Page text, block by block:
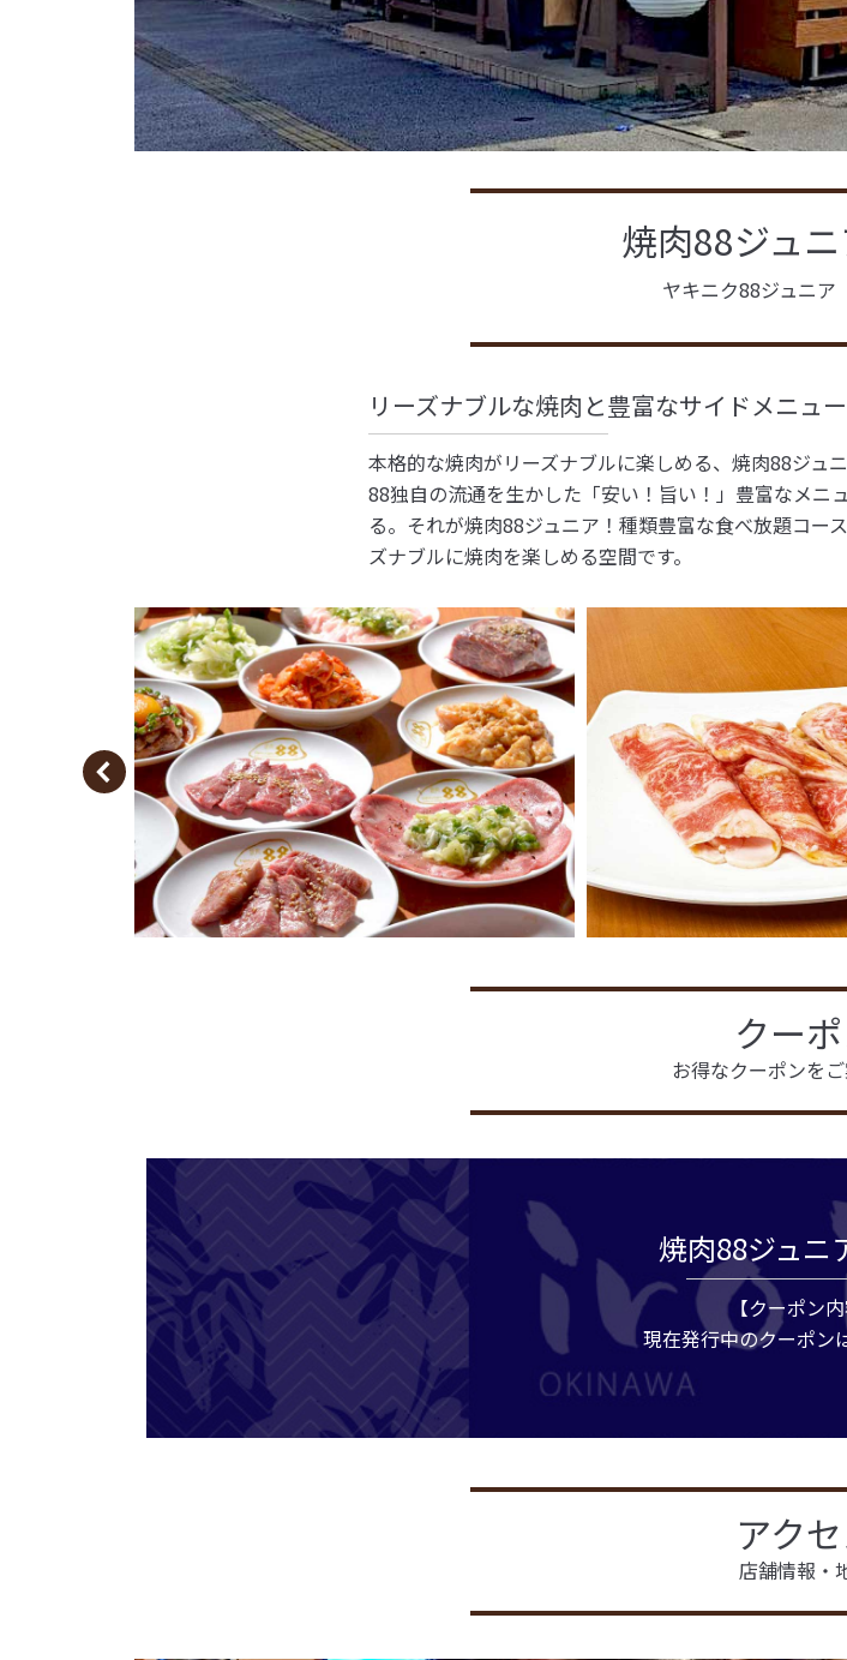
焼肉88ジュ
ヤキニク88ジュニ
リーズナブルな焼肉と豊富なサイドメニュー
本格的な焼肉がリーズナブルに楽しめる、焼肉88ジュニ
88独自の流通を生かした「安い！旨い！」豊富なメニ
る。それが焼肉88ジュニア！種類豊富な食べ放題コー
ズナブルに焼肉を楽しめる空間です。
クー
お得なクーポンを
焼肉88ジュニ
【クーポン内
現在発行中のクーポン
アク
店舗情報・